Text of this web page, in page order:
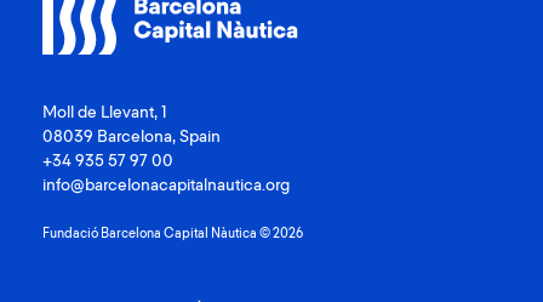
Moll de Llevant, 1
08039 Barcelona, Spain
+34 935 57 97 00
info@barcelonacapitalnautica.org
Fundació Barcelona Capital Nàutica © 2026